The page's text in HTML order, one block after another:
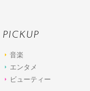
PICKUP
音楽
エンタメ
ビューティー